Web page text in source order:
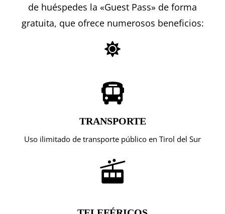
de huéspedes la «Guest Pass» de forma
gratuita, que ofrece numerosos beneficios:
TRANSPORTE
Uso ilimitado de transporte público en Tirol del Sur